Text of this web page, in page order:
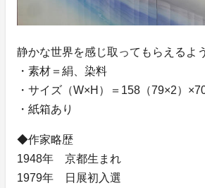
静かな世界を感じ取ってもらえるよ
・素材＝絹、染料
・サイズ（W×H）＝158（79×2）
・紙箱あり
◆作家略歴
1948年 京都生まれ
1979年 日展初入選